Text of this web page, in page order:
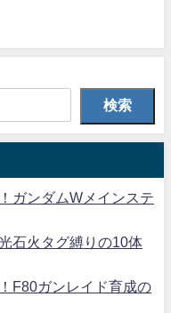
検索
ガンダムWメインステ
石火タグ縛りの10体
F80ガンレイド育成の